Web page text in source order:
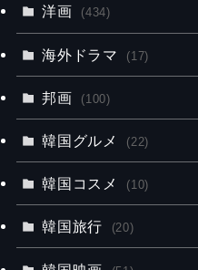
洋画 (434)
海外ドラマ (17)
邦画 (100)
韓国グルメ (22)
韓国コスメ (10)
韓国旅行 (20)